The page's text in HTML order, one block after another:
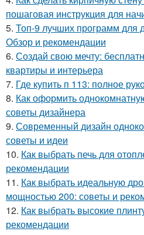
пошаговая инструкция для
5. Топ-9 лучших программ для
Обзор и рекомендации
6. Создай свою мечту:
квартиры и интерьера
7. Где купить п 113: полное
8. Как оформить
советы дизайнера
9. Современный дизайн
советы и идеи
10. Как выбрать печь для
рекомендации
11. Как выбрать идеальную
мощностью 200: советы и
12. Как выбрать высокие
рекомендации